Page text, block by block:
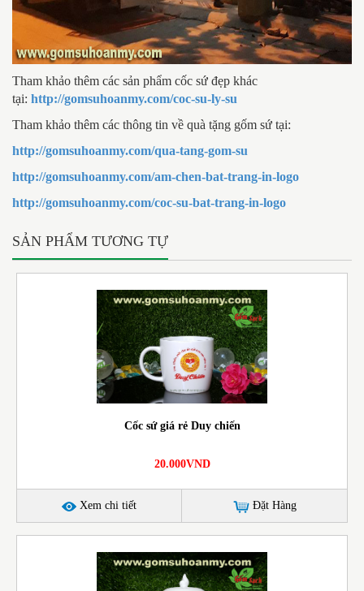
Tham khảo thêm các sản phẩm cốc sứ đẹp khác
tại: http://gomsuhoanmy.com/coc-su-ly-su
Tham khảo thêm các thông tin về quà tặng gốm sứ tại:
http://gomsuhoanmy.com/qua-tang-gom-su
http://gomsuhoanmy.com/am-chen-bat-trang-in-logo
http://gomsuhoanmy.com/coc-su-bat-trang-in-logo
SẢN PHẨM TƯƠNG TỰ
Cốc sứ giá rẻ Duy chiến
20.000VND
Xem chi tiết Đặt Hàng